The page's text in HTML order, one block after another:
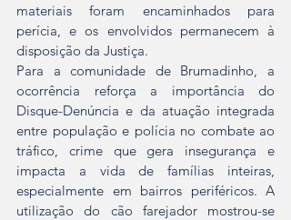
materiais foram encaminhados para
perícia, e os envolvidos permanecem à
disposição da Justiça.
Para a comunidade de Brumadinho, a
ocorrência reforça a importância do
Disque-Denúncia e da atuação integrada
entre população e polícia no combate ao
tráfico, crime que gera insegurança e
impacta a vida de famílias inteiras,
especialmente em bairros periféricos. A
utilização do cão farejador mostrou-se